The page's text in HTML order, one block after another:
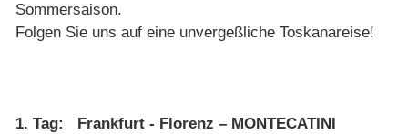
Sommersaison.
Folgen Sie uns auf eine unvergeßliche Toskanareise!
1. Tag: Frankfurt - Florenz – MONTECATINI